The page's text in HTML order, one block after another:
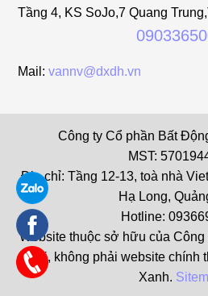
Tầng 4, KS SoJo,7 Quang
Mail:vannv@dxdh.vn
Công ty Cổ phần Bất
MST:
Địa chỉ: Tầng 12-13, toà nhà
Hạ Long,
Hotline:
Website thuộc sở hữu của
Hải, không phải website chính
Xanh.